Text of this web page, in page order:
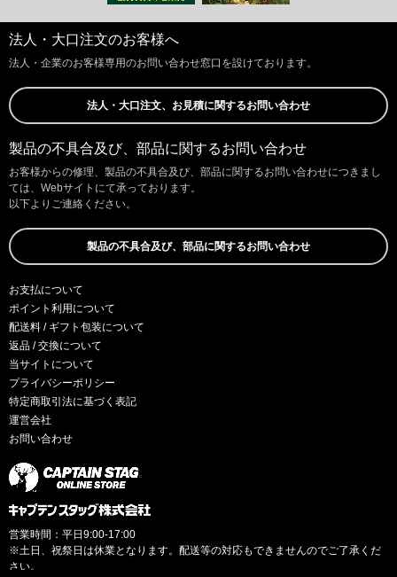
法人・大口注文のお客様へ
法人・企業のお客様専用のお問い合わせ窓口を設けております。
法人・大口注文、お見積に関するお問い合わせ
製品の不具合及び、部品に関するお問い合わせ
お客様からの修理、製品の不具合及び、部品に関するお問い合わせにつきまし
ては、Webサイトにて承っております。
以下よりご連絡ください。
製品の不具合及び、部品に関するお問い合わせ
お支払について
ポイント利用について
配送料 / ギフト包装について
返品 / 交換について
当サイトについて
プライバシーポリシー
特定商取引法に基づく表記
運営会社
お問い合わせ
営業時間：平日9:00-17:00
※土日、祝祭日は休業となります。配送等の対応もできませんのでご了承くだ
さい。